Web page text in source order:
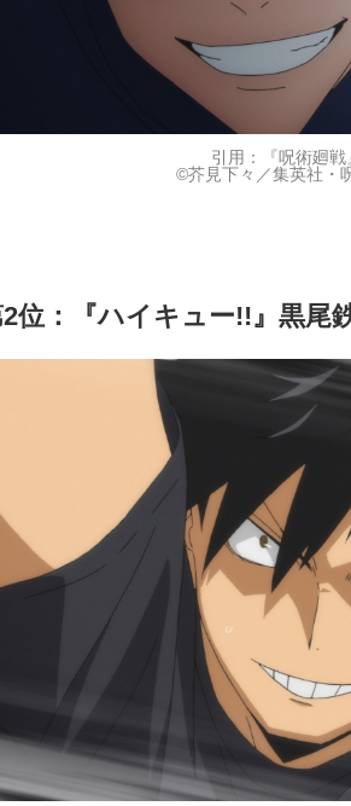
引用：『呪術廻戦
©芥見下々／集英社・
位：『ハイキュー!!』黒尾